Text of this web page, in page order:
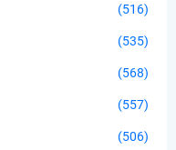
(516)
(535)
(568)
(557)
(506)